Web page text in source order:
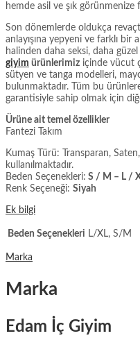
hemde asil ve şık görünmenize
Son dönemlerde oldukça
anlayışına yepyeni ve farklı bir
halinden daha seksi, daha
giyim ürünlerimiz içinde vücut
sütyen ve tanga modelleri,
bulunmaktadır. Tüm bu
garantisiyle sahip olmak için
Ürüne ait temel özellikler
Fantezi Takım
Kumaş Türü: Transparan,
kullanılmaktadır.
Beden Seçenekleri: S / M – L /
Renk Seçeneği: Siyah
Ek bilgi
Beden Seçenekleri L/XL, S/M
Marka
Marka
Edam İç Giyim